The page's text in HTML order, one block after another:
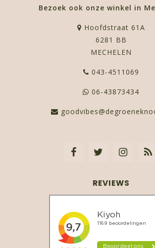
Bezoek ook onze winkel in
Hoofdstraat 61A
6281 BB
MECHELEN
043-4511069
06-43873434
REVIEWS